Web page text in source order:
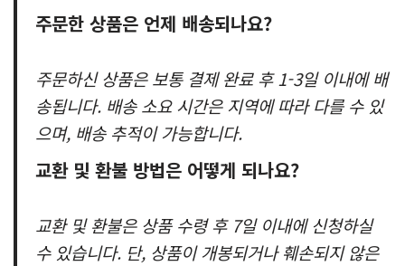
주문한 상품은 언제 배송되나요?
주문하신 상품은 보통 결제 완료 후 1-3일 이내에 배
송됩니다. 배송 소요 시간은 지역에 따라 다를 수 있
으며, 배송 추적이 가능합니다.
교환 및 환불 방법은 어떻게 되나요?
교환 및 환불은 상품 수령 후 7일 이내에 신청하실
수 있습니다. 단, 상품이 개봉되거나 훼손되지 않은